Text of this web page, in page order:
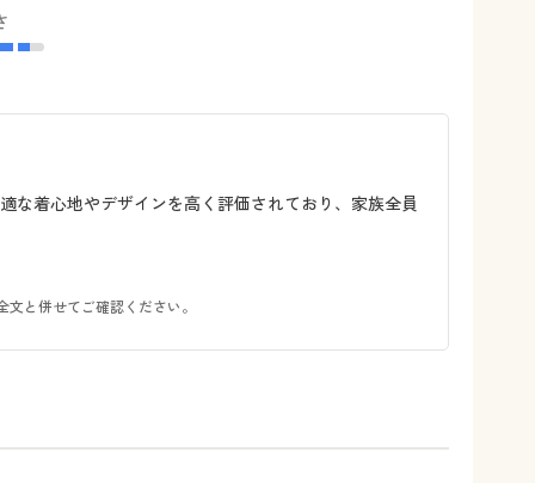
な着心地やデザインを高く評価されており、家族全員
と併せてご確認ください。